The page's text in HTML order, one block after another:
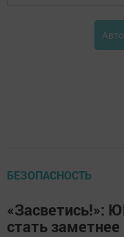
БЕЗОПАСНОСТЬ
«Засветись!»:
стать заметнее